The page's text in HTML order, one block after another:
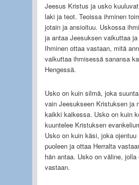
Jeesus Kristus ja usko
laki ja teot. Teoissa ihminen
jotain ja ansioituu. Uskossa
ja antaa Jeesuksen vaikuttaa
Ihminen ottaa vastaan, mitä
vaikuttaa ihmisessä sanansa
Hengessä.
Usko on kuin silmä, joka
vain Jeesukseen Kristuksen ja
kaikki kaikessa. Usko on kuin
kuuntelee Kristuksen
Usko on kuin käsi, joka ojentuu
puoleen ja ottaa Herralta
hän antaa. Usko on väline, jolla
vastaan.